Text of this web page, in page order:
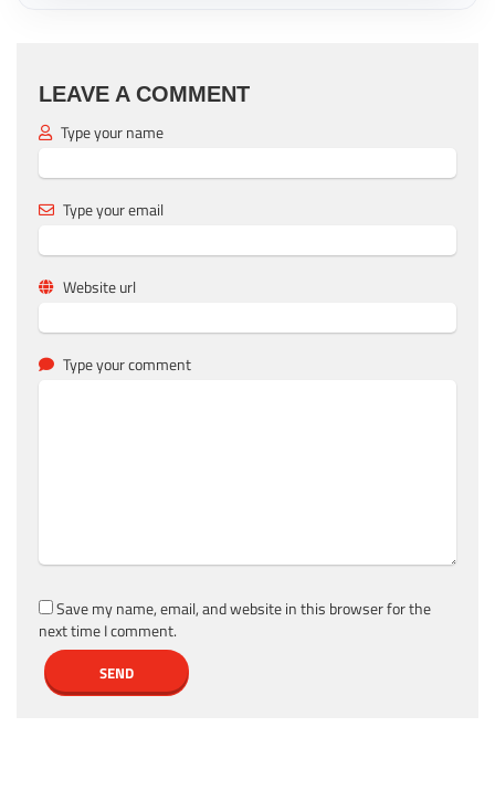
LEAVE A COMMENT
Type your name
Type your email
Website url
Type your comment
Save my name, email, and website in this browser for the
next time I comment.